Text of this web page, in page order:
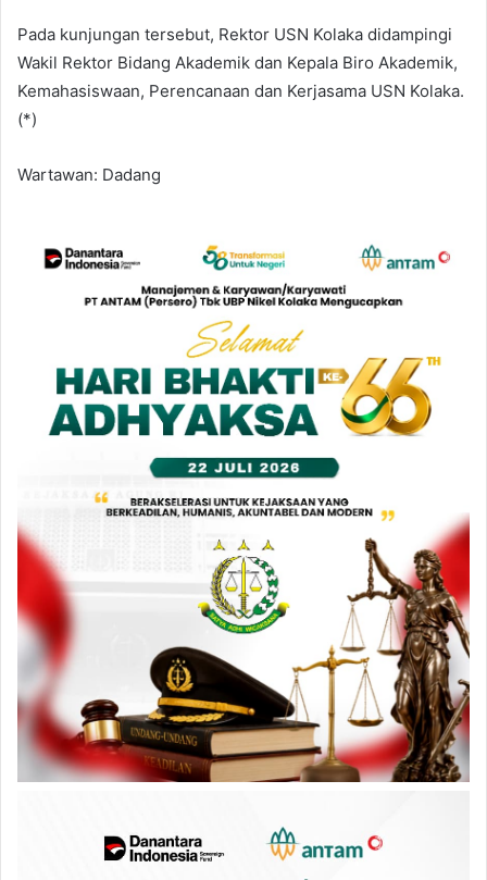
Pada kunjungan tersebut, Rektor USN Kolaka didampingi
Wakil Rektor Bidang Akademik dan Kepala Biro Akademik,
Kemahasiswaan, Perencanaan dan Kerjasama USN Kolaka.
(*)
Wartawan: Dadang